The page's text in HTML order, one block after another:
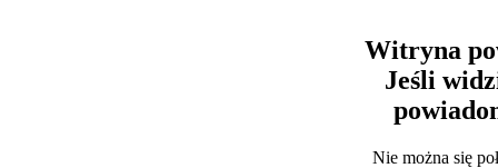
Witryna
Jeśli
Nie można się